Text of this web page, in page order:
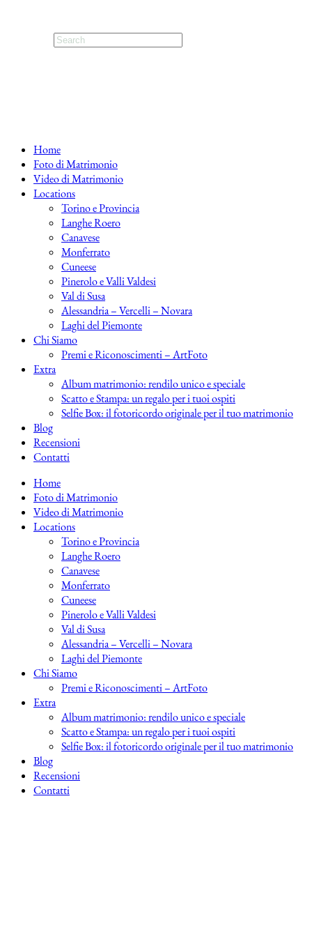
Home
Foto di Matrimonio
Video di Matrimonio
Locations
Torino e Provincia
Langhe Roero
Canavese
Monferrato
Cuneese
Pinerolo e Valli Valdesi
Val di Susa
Alessandria – Vercelli – Novara
Laghi del Piemonte
Chi Siamo
Premi e Riconoscimenti – ArtFoto
Extra
Album matrimonio: rendilo unico e speciale
Scatto e Stampa: un regalo per i tuoi ospiti
Selfie Box: il fotoricordo originale per il tuo matrimonio
Blog
Recensioni
Contatti
Home
Foto di Matrimonio
Video di Matrimonio
Locations
Torino e Provincia
Langhe Roero
Canavese
Monferrato
Cuneese
Pinerolo e Valli Valdesi
Val di Susa
Alessandria – Vercelli – Novara
Laghi del Piemonte
Chi Siamo
Premi e Riconoscimenti – ArtFoto
Extra
Album matrimonio: rendilo unico e speciale
Scatto e Stampa: un regalo per i tuoi ospiti
Selfie Box: il fotoricordo originale per il tuo matrimonio
Blog
Recensioni
Contatti